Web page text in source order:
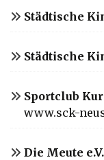
Städtische
Städtische
Sportclub
www.sck-
Die Meute e.V.